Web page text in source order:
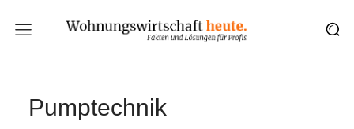
Pumptechnik